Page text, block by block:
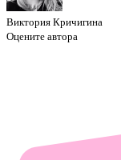
Виктория Кричигина
Оцените автора